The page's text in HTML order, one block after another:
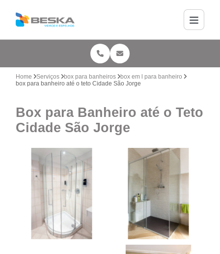
Home Serviços box para banheiros
box em l para banheiro
box para banheiro até o teto Cidade São Jorge
Box para Banheiro até o Teto
Cidade São Jorge